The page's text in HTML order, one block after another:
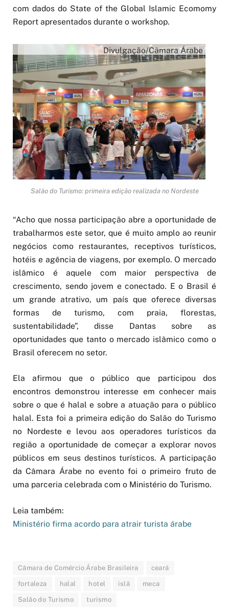
com dados do State of the Global Islamic Ecomomy
Report apresentados durante o workshop.
Divulgação/Câmara Árabe
Salão do Turismo: primeira edição realizada no Nordeste
“Acho que nossa participação abre a oportunidade de
trabalharmos este setor, que é muito amplo ao reunir
negócios como restaurantes, receptivos turísticos,
hotéis e agência de viagens, por exemplo. O mercado
islâmico é aquele com maior perspectiva de
crescimento, sendo jovem e conectado. E o Brasil é
um grande atrativo, um país que oferece diversas
formas de turismo, com praia, florestas,
sustentabilidade”, disse Dantas sobre as
oportunidades que tanto o mercado islâmico como o
Brasil oferecem no setor.
Ela afirmou que o público que participou dos
encontros demonstrou interesse em conhecer mais
sobre o que é halal e sobre a atuação para o público
halal. Esta foi a primeira edição do Salão do Turismo
no Nordeste e levou aos operadores turísticos da
região a oportunidade de começar a explorar novos
públicos em seus destinos turísticos. A participação
da Câmara Árabe no evento foi o primeiro fruto de
uma parceria celebrada com o Ministério do Turismo.
Leia também:
Ministério firma acordo para atrair turista árabe
Câmara de Comércio Árabe Brasileira ceará
fortaleza halal hotel islã meca
Salão do Turismo turismo